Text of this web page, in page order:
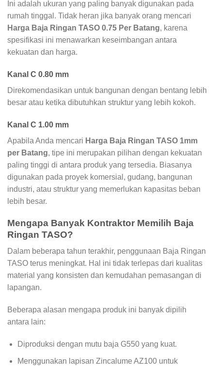
Ini adalah ukuran yang paling banyak digunakan pada
rumah tinggal. Tidak heran jika banyak orang mencari
Harga Baja Ringan TASO 0.75 Per Batang, karena
spesifikasi ini menawarkan keseimbangan antara
kekuatan dan harga.
Kanal C 0.80 mm
Direkomendasikan untuk bangunan dengan bentang lebih
besar atau ketika dibutuhkan struktur yang lebih kokoh.
Kanal C 1.00 mm
Apabila Anda mencari Harga Baja Ringan TASO 1mm
per Batang, tipe ini merupakan pilihan dengan kekuatan
paling tinggi di antara produk yang tersedia. Biasanya
digunakan pada proyek komersial, gudang, bangunan
industri, atau struktur yang memerlukan kapasitas beban
lebih besar.
Mengapa Banyak Kontraktor Memilih Baja
Ringan TASO?
Dalam beberapa tahun terakhir, penggunaan Baja Ringan
TASO terus meningkat. Hal ini tidak terlepas dari kualitas
material yang konsisten dan kemudahan pemasangan di
lapangan.
Beberapa alasan mengapa produk ini banyak dipilih
antara lain:
Diproduksi dengan mutu baja G550 yang kuat.
Menggunakan lapisan Zincalume AZ100 untuk